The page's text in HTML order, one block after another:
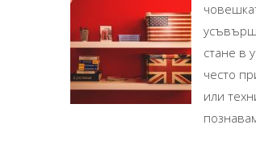
стане в
често
или